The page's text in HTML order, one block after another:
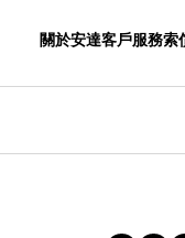
關於安達客戶服務索